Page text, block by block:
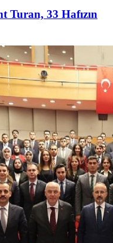
Turan, 33 Hafızın